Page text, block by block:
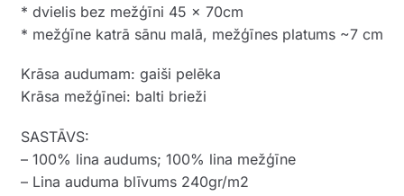
* dvielis bez mežģīni 45 x 70cm
* mežģīne katrā sānu malā, mežģīnes platums ~7 cm
Krāsa audumam: gaiši pelēka
Krāsa mežģīnei: balti brieži
SASTĀVS:
– 100% lina audums; 100% lina mežģīne
– Lina auduma blīvums 240gr/m2